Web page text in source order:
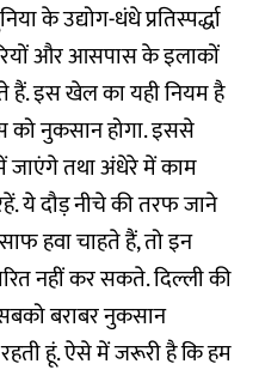
के उद्योग-धंधे प्रतिस्पर्द्धा
और आसपास के इलाकों
हैं. इस खेल का यही नियम है
को नुकसान होगा. इससे
में जाएंगे तथा अंधेरे में काम
ये दौड़ नीचे की तरफ जाने
हवा चाहते हैं, तो इन
नहीं कर सकते. दिल्ली की
बराबर नुकसान
हूं. ऐसे में जरूरी है कि हम